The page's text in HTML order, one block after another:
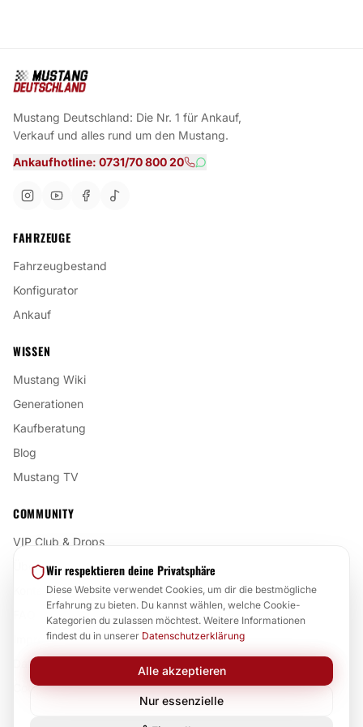
Mustang Deutschland: Die Nr. 1 für Ankauf,
Verkauf und alles rund um den Mustang.
Ankaufhotline: 0731/70 800 20
FAHRZEUGE
Fahrzeugbestand
Konfigurator
Ankauf
WISSEN
Mustang Wiki
Generationen
Kaufberatung
Blog
Mustang TV
COMMUNITY
VIP Club & Drops
Über uns
Kontakt
Impressum
Datenschutz
Cookie-Einstellungen
Wir respektieren deine Privatsphäre
Diese Website verwendet Cookies, um dir die bestmögliche
Erfahrung zu bieten. Du kannst wählen, welche Cookie-
Kategorien du zulassen möchtest. Weitere Informationen
findest du in unserer Datenschutzerklärung
Alle akzeptieren
Nur essenzielle